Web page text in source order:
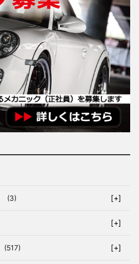
(3) [+]
[+]
(517) [+]